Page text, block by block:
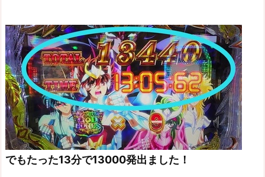
でもたった13分で13000発出ました！